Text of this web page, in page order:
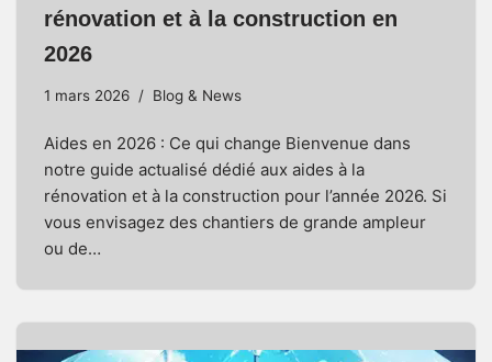
rénovation et à la construction en
2026
1 mars 2026 Blog & News
Aides en 2026 : Ce qui change Bienvenue dans
notre guide actualisé dédié aux aides à la
rénovation et à la construction pour l’année 2026. Si
vous envisagez des chantiers de grande ampleur
ou de…